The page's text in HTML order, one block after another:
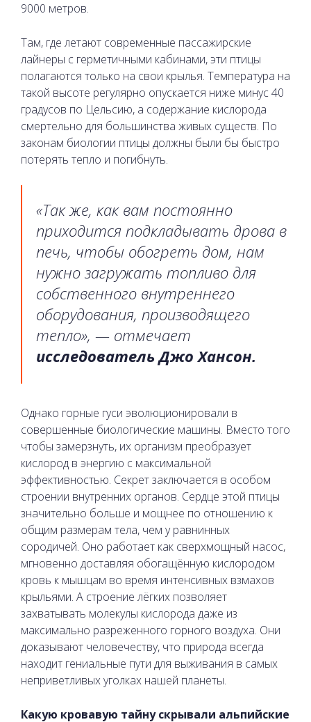
9000 метров.
Там, где летают современные пассажирские
лайнеры с герметичными кабинами, эти птицы
полагаются только на свои крылья. Температура на
такой высоте регулярно опускается ниже минус 40
градусов по Цельсию, а содержание кислорода
смертельно для большинства живых существ. По
законам биологии птицы должны были бы быстро
потерять тепло и погибнуть.
«Так же, как вам постоянно
приходится подкладывать дрова в
печь, чтобы обогреть дом, нам
нужно загружать топливо для
собственного внутреннего
оборудования, производящего
тепло», — отмечает
исследователь Джо Хансон.
Однако горные гуси эволюционировали в
совершенные биологические машины. Вместо того
чтобы замерзнуть, их организм преобразует
кислород в энергию с максимальной
эффективностью. Секрет заключается в особом
строении внутренних органов. Сердце этой птицы
значительно больше и мощнее по отношению к
общим размерам тела, чем у равнинных
сородичей. Оно работает как сверхмощный насос,
мгновенно доставляя обогащённую кислородом
кровь к мышцам во время интенсивных взмахов
крыльями. А строение лёгких позволяет
захватывать молекулы кислорода даже из
максимально разреженного горного воздуха. Они
доказывают человечеству, что природа всегда
находит гениальные пути для выживания в самых
неприветливых уголках нашей планеты.
Какую кровавую тайну скрывали альпийские